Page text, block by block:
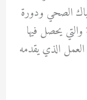
الصحي ودورة
والتي يحصل فيها
الذي يقدمه